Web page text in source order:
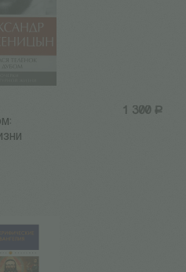
1 300 Р